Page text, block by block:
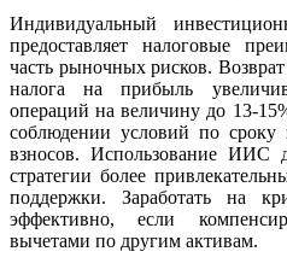
Индивидуальный
предоставляет налоговые
часть рыночных рисков.
налога на прибыль
операций на величину до 13-
соблюдении условий по
взносов. Использование ИИС
стратегии более
поддержки. Заработать на
эффективно, если
вычетами по другим активам.